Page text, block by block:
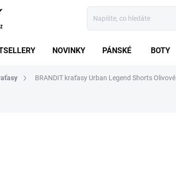
NOVINKY PÁNSKÉ BOTY
BRANDIT kraťasy Urban Legend Shorts Olivové